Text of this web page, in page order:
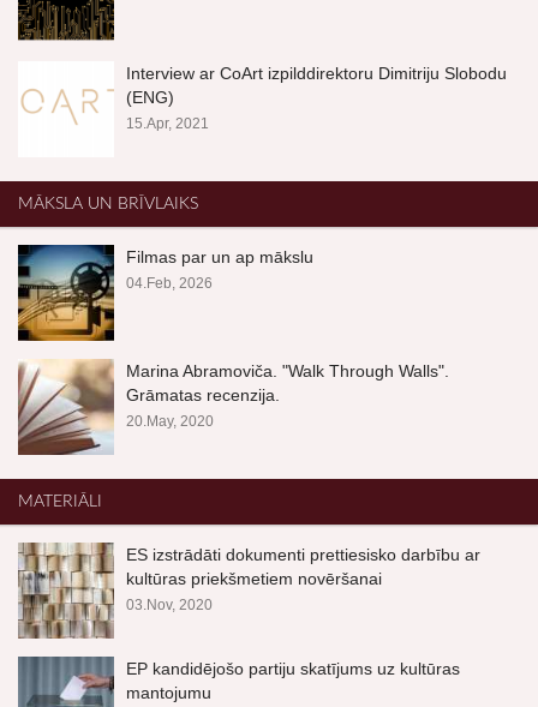
Interview ar CoArt izpilddirektoru Dimitriju Slobodu
(ENG)
15.Apr, 2021
MĀKSLA UN BRĪVLAIKS
Filmas par un ap mākslu
04.Feb, 2026
Marina Abramoviča. "Walk Through Walls".
Grāmatas recenzija.
20.May, 2020
MATERIĀLI
ES izstrādāti dokumenti prettiesisko darbību ar
kultūras priekšmetiem novēršanai
03.Nov, 2020
EP kandidējošo partiju skatījums uz kultūras
mantojumu